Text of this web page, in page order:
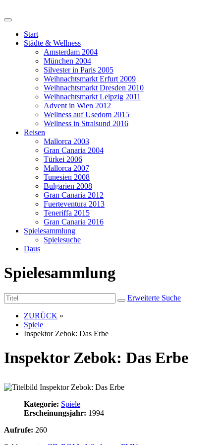
Start
Städte & Wellness
Amsterdam 2004
München 2004
Silvester in Paris 2005
Weihnachtsmarkt Erfurt 2009
Weihnachtsmarkt Dresden 2010
Weihnachtsmarkt Leipzig 2011
Advent in Wien 2012
Wellness auf Usedom 2015
Wellness in Stralsund 2016
Reisen
Mallorca 2003
Gran Canaria 2004
Türkei 2006
Mallorca 2007
Tunesien 2008
Bulgarien 2008
Gran Canaria 2012
Fuerteventura 2013
Teneriffa 2015
Gran Canaria 2016
Spielesammlung
Spielesuche
Daus
Spielesammlung
Erweiterte Suche
ZURÜCK »
Spiele
Inspektor Zebok: Das Erbe
Inspektor Zebok: Das Erbe
Kategorie: Spiele
Erscheinungsjahr: 1994
Aufrufe: 260